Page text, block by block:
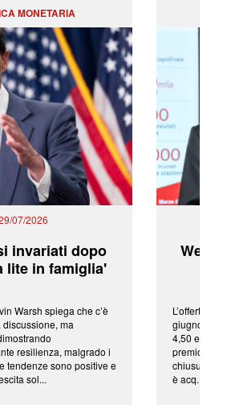
MONETARIA
07/2026
invariati dopo
lite in famiglia'
Warsh spiega che c’è
ma
resilienza, malgrado i
tendenze sono positive e
sol...
L’offerta
giugno da
4,50 euro
premio di
chiusura
è acq...